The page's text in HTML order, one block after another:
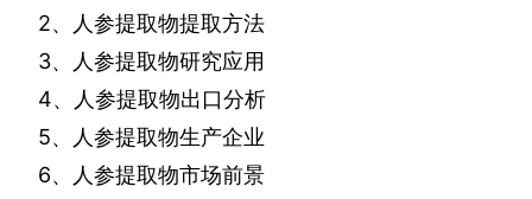
2、人参提取物提取方法
3、人参提取物研究应用
4、人参提取物出口分析
5、人参提取物生产企业
6、人参提取物市场前景